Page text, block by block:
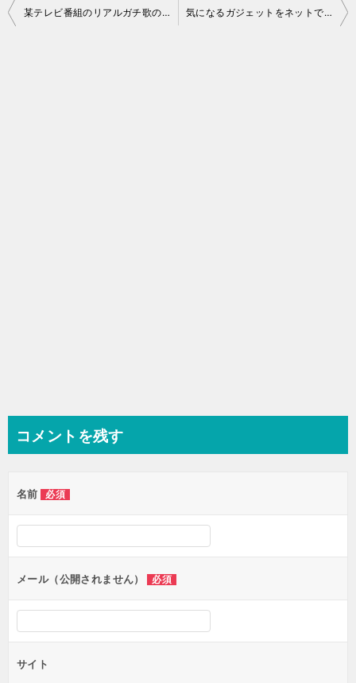
投
某テレビ番組のリアルガチ歌のオーディションに参戦 気になるガジェットをネットでレンタル「Rentio」
コメントを残す
名前 必須
メール（公開されません） 必須
サイト